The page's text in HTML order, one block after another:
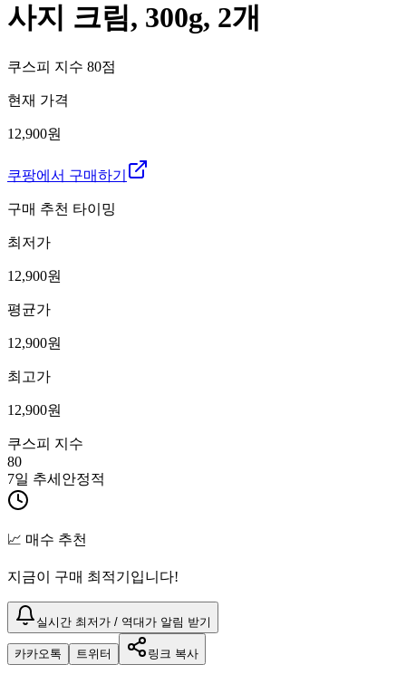
사지 크림, 300g, 2개
쿠스피 지수 80점
현재 가격
12,900원
쿠팡에서 구매하기
구매 추천 타이밍
최저가
12,900원
평균가
12,900원
최고가
12,900원
쿠스피 지수
80
7일 추세 안정적
📈 매수 추천
지금이 구매 최적기입니다!
실시간 최저가 / 역대가 알림 받기
카카오톡 트위터 링크 복사